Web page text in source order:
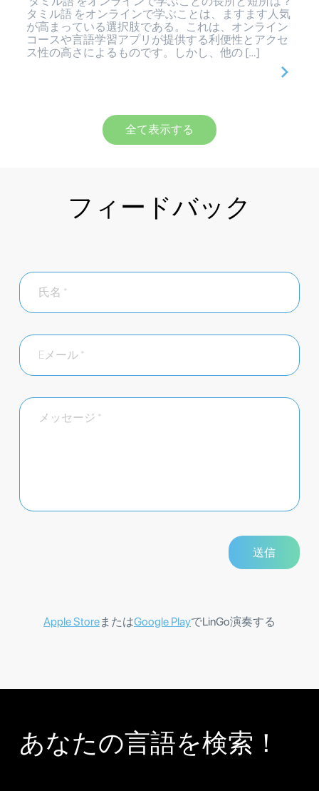
タミル語 をオンラインで学ぶことは、ますます人気
が高まっている選択肢である。これは、オンライン
コースや言語学習アプリが提供する利便性とアクセ
ス性の高さによるものです。しかし、他の […]
全て表示する
フィードバック
Apple StoreまたはGoogle PlayでLinGo演奏する
あなたの言語を検索！